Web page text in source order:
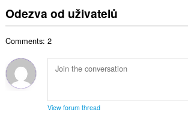
:o
c
í
:
h
o
o
n
í
p
o
t
h
n
k
ý
p
e
Odezva od uživatelů
Comments: 2
View forum thread